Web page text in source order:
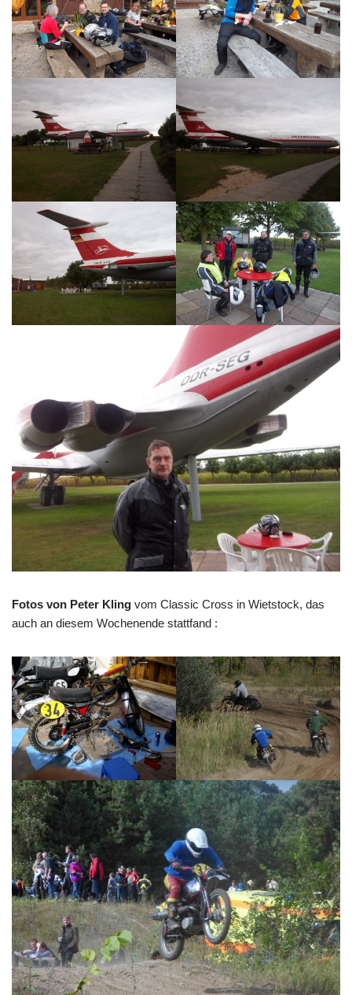
Fotos von Peter Kling vom Classic Cross in Wietstock, das
auch an diesem Wochenende stattfand :